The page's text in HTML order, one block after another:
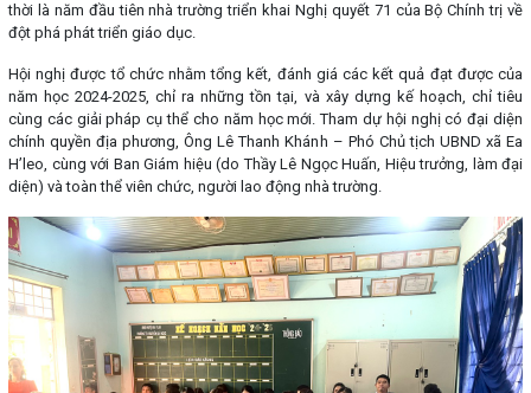
thời là năm đầu tiên nhà trường triển khai Nghị quyết 71 của Bộ Chính trị về
đột phá phát triển giáo dục.
Hội nghị được tổ chức nhằm tổng kết, đánh giá các kết quả đạt được của
năm học 2024-2025, chỉ ra những tồn tại, và xây dựng kế hoạch, chỉ tiêu
cùng các giải pháp cụ thể cho năm học mới. Tham dự hội nghị có đại diện
chính quyền địa phương, Ông Lê Thanh Khánh – Phó Chủ tịch UBND xã Ea
H’leo, cùng với Ban Giám hiệu (do Thầy Lê Ngọc Huấn, Hiệu trưởng, làm đại
diện) và toàn thể viên chức, người lao động nhà trường.